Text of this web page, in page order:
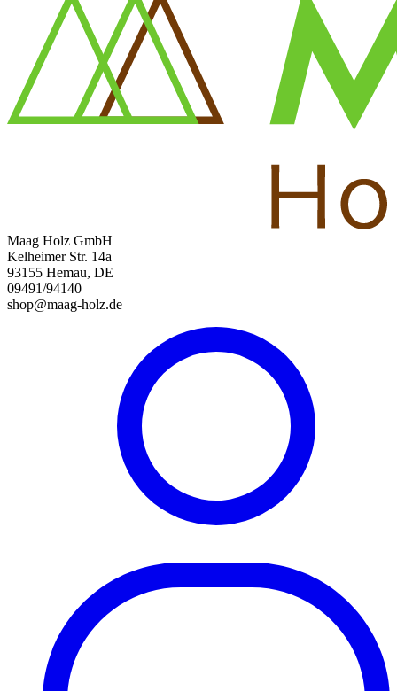
Maag Holz GmbH
Kelheimer Str. 14a
93155 Hemau, DE
09491/94140
shop@maag-holz.de